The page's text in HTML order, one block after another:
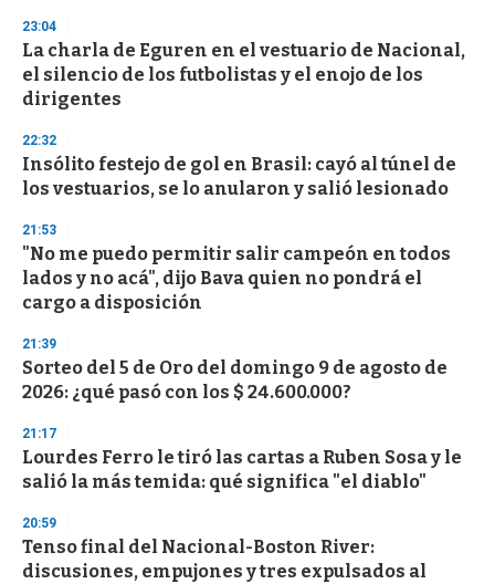
s
e
c
o
n
s
23:04
La charla de Eguren en el vestuario de Nacional,
el silencio de los futbolistas y el enojo de los
dirigentes
22:32
Insólito festejo de gol en Brasil: cayó al túnel de
los vestuarios, se lo anularon y salió lesionado
21:53
"No me puedo permitir salir campeón en todos
lados y no acá", dijo Bava quien no pondrá el
cargo a disposición
21:39
Sorteo del 5 de Oro del domingo 9 de agosto de
2026: ¿qué pasó con los $ 24.600.000?
21:17
Lourdes Ferro le tiró las cartas a Ruben Sosa y le
salió la más temida: qué significa "el diablo"
20:59
Tenso final del Nacional-Boston River:
discusiones, empujones y tres expulsados al